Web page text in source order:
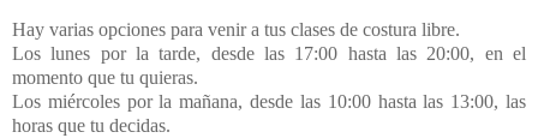
Hay varias opciones para venir a tus clases de costura libre.
Los lunes por la tarde, desde las 17:00 hasta las 20:00, en el
momento que tu quieras.
Los miércoles por la mañana, desde las 10:00 hasta las 13:00, las
horas que tu decidas.